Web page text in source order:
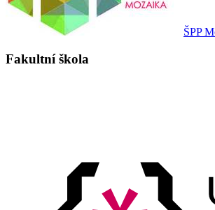
ŠPP
Fakultní škola